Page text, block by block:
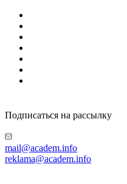
Подписаться на рассылку
mail@academ.info
reklama@academ.info